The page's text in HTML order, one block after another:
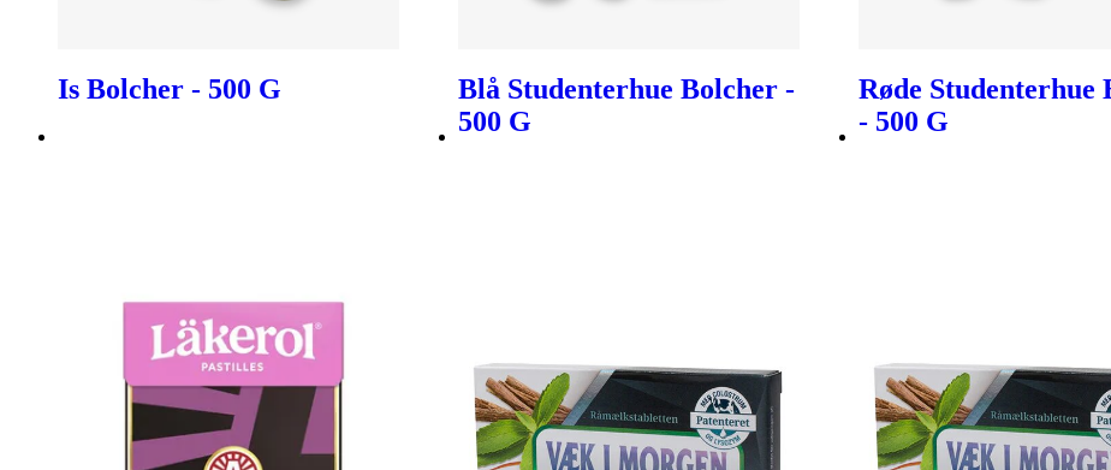
Is Bolcher - 500 G
Blå Studenterhue Bolcher -
500 G
Røde Studenterhue
- 500 G